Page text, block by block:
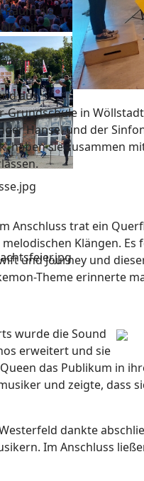
als
mit
aus
Grundschule in
Hansel und der
haben sie zusammen
Anschluss trat ein
Klängen.
und Journey und
Theme erinnerte
wurde die Sound
erweitert und sie
das Publikum in
und zeigte, dass
dankte
Im Anschluss